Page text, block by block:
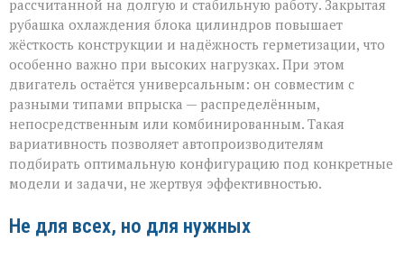
рассчитанной на долгую и стабильную работу. Закрытая
рубашка охлаждения блока цилиндров повышает
жёсткость конструкции и надёжность герметизации, что
особенно важно при высоких нагрузках. При этом
двигатель остаётся универсальным: он совместим с
разными типами впрыска — распределённым,
непосредственным или комбинированным. Такая
вариативность позволяет автопроизводителям
подбирать оптимальную конфигурацию под конкретные
модели и задачи, не жертвуя эффективностью.
Не для всех, но для нужных